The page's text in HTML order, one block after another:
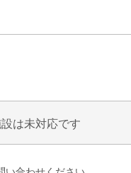
は未対応です